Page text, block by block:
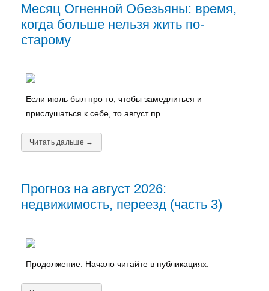
Месяц Огненной Обезьяны: время,
когда больше нельзя жить по-
старому
Если июль был про то, чтобы замедлиться и
прислушаться к себе, то август пр...
Читать дальше →
Прогноз на август 2026:
недвижимость, переезд (часть 3)
Продолжение. Начало читайте в публикациях: